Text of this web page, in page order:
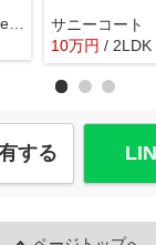
Grand Chariot Nature One
サニーコート
10万円 / 2LDK
する